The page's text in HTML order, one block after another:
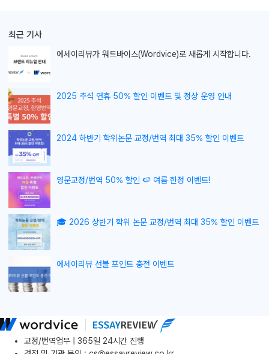
최근 기사
에세이리뷰가 워드바이스(Wordvice)로 새롭게 시작합니다.
2025 추석 연휴 50% 할인 이벤트 및 정상 운영 안내
2024 하반기 학위논문 교정/번역 최대 35% 할인 이벤트
영문교정/번역 50% 할인 🍉 여름 한정 이벤트!
🎓 2026 상반기 학위 논문 교정/번역 최대 35% 할인 이벤트
에세이리뷰 선불 포인트 충전 이벤트
교정/번역업무 | 365일 24시간 진행